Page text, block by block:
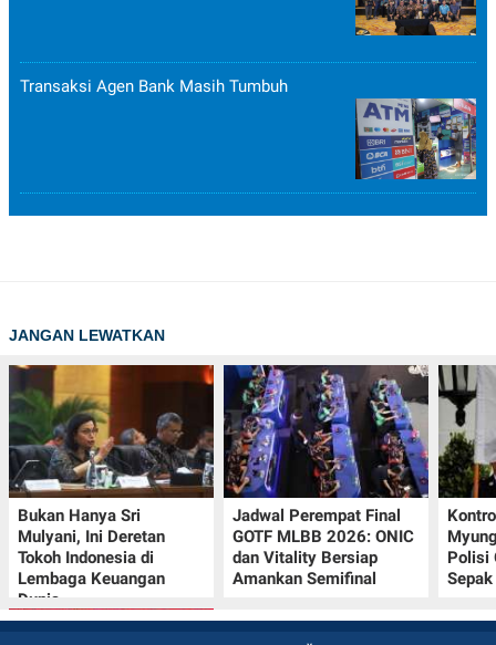
Transaksi Agen Bank Masih Tumbuh
JANGAN LEWATKAN
Bukan Hanya Sri
Mulyani, Ini Deretan
Tokoh Indonesia di
Lembaga Keuangan
Dunia
Jadwal Perempat Final
GOTF MLBB 2026: ONIC
dan Vitality Bersiap
Amankan Semifinal
Polisi